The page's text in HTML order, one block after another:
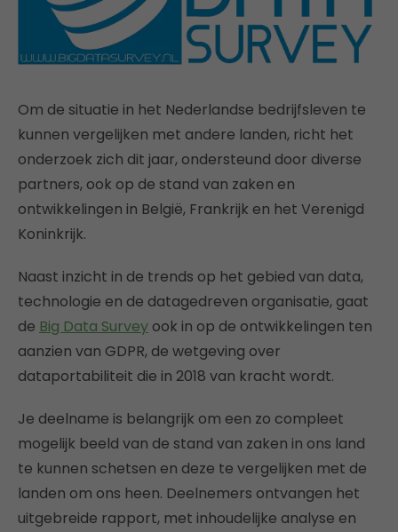
Om de situatie in het Nederlandse bedrijfsleven te
kunnen vergelijken met andere landen, richt het
onderzoek zich dit jaar, ondersteund door diverse
partners, ook op de stand van zaken en
ontwikkelingen in België, Frankrijk en het Verenigd
Koninkrijk.
Naast inzicht in de trends op het gebied van data,
technologie en de datagedreven organisatie, gaat
de Big Data Survey ook in op de ontwikkelingen ten
aanzien van GDPR, de wetgeving over
dataportabiliteit die in 2018 van kracht wordt.
Je deelname is belangrijk om een zo compleet
mogelijk beeld van de stand van zaken in ons land
te kunnen schetsen en deze te vergelijken met de
landen om ons heen. Deelnemers ontvangen het
uitgebreide rapport, met inhoudelijke analyse en